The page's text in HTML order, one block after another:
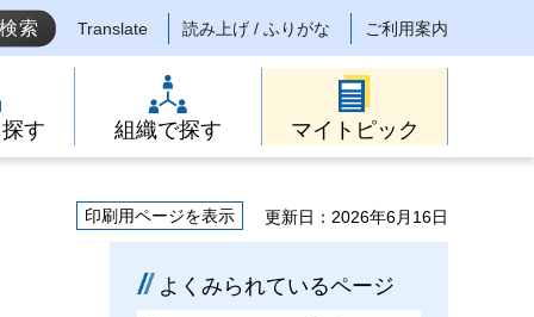
Translate 読み上げ / ふりがな ご利用案内
す 組織で探す マイトピック
印刷用ページを表示 更新日：2026年6月16日
よくみられているページ